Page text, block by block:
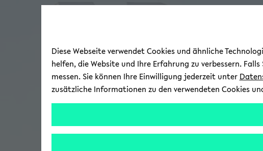
Diese Webseite verwendet Cookies und ähnliche
helfen, die Website und Ihre Erfahrung zu verbessern.
messen. Sie können Ihre Einwilligung jederzeit unter
zusätzliche Informationen zu den verwendeten Cookies